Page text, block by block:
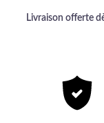
Livraison offerte